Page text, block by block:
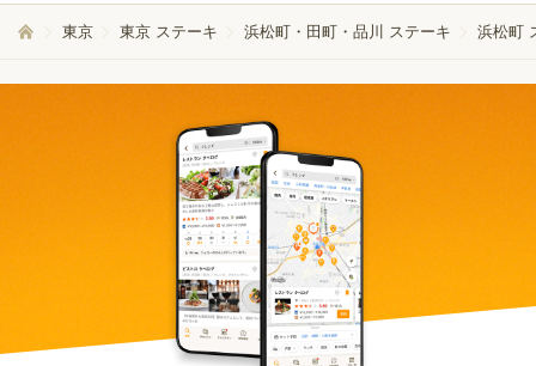
東京 東京 ステーキ 浜松町・田町・品川 ステーキ 浜松町